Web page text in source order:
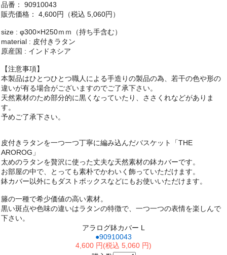
品番： 90910043
販売価格： 4,600円（税込 5,060円）
size : φ300×H250ｍｍ（持ち手含む）
material : 皮付きラタン
原産国 : インドネシア
【注意事項】
本製品はひとつひとつ職人による手造りの製品の為、若干の色や形の
違いが有る場合がございますのでご了承下さい。
天然素材のため部分的に黒くなっていたり、ささくれなどがありま
す。
予めご了承下さい。
皮付きラタンを一つ一つ丁寧に編み込んだバスケット「THE
AROROG」
太めのラタンを贅沢に使った丈夫な天然素材の鉢カバーです。
お部屋の中で、とっても素朴でかわいく飾っていただけます。
鉢カバー以外にもダストボックスなどにもお使いいただけます。
籐の一種で希少価値の高い素材。
黒い斑点や色味の違いはラタンの特徴で、一つ一つの表情を楽しんで
下さい。
アラログ鉢カバー L
●90910043
4,600 円(税込 5,060 円)